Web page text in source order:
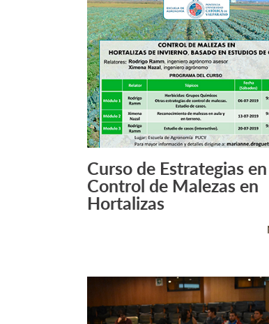
Leer
Curso de Estrategias
Control de Malezas en
Hortalizas